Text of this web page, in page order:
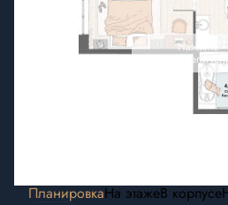
Нажмите
для
ПланировкаНа этажеВ корпусе